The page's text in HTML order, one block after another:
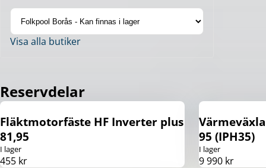
Visa alla butiker
Reservdelar
Fläktmotorfäste HF Inverter plus
81,95
I lager
455 kr
95 (IPH35)
I lager
9 990 kr